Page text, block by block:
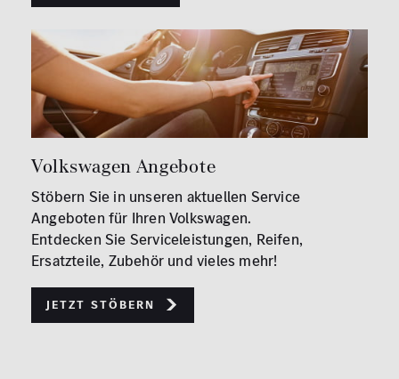
Volkswagen Angebote
Stöbern Sie in unseren aktuellen Service
Angeboten für Ihren Volkswagen.
Entdecken Sie Serviceleistungen, Reifen,
Ersatzteile, Zubehör und vieles mehr!
Jetzt stöbern